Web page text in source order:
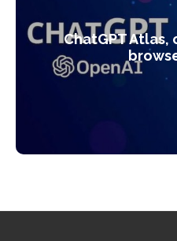
ChatGPT